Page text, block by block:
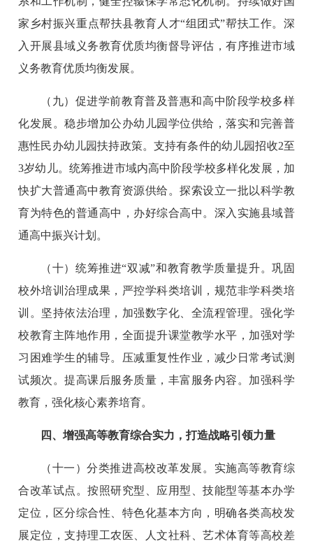
家乡村振兴重点帮扶县教育人才“组团式”帮扶工作。深
入开展县域义务教育优质均衡督导评估，有序推进市域
义务教育优质均衡发展。
（九）促进学前教育普及普惠和高中阶段学校多样
化发展。稳步增加公办幼儿园学位供给，落实和完善普
惠性民办幼儿园扶持政策。支持有条件的幼儿园招收2至
3岁幼儿。统筹推进市域内高中阶段学校多样化发展，加
快扩大普通高中教育资源供给。探索设立一批以科学教
育为特色的普通高中，办好综合高中。深入实施县域普
通高中振兴计划。
（十）统筹推进“双减”和教育教学质量提升。巩固
校外培训治理成果，严控学科类培训，规范非学科类培
训。坚持依法治理，加强数字化、全流程管理。强化学
校教育主阵地作用，全面提升课堂教学水平，加强对学
习困难学生的辅导。压减重复性作业，减少日常考试测
试频次。提高课后服务质量，丰富服务内容。加强科学
教育，强化核心素养培育。
四、增强高等教育综合实力，打造战略引领力量
（十一）分类推进高校改革发展。实施高等教育综
合改革试点。按照研究型、应用型、技能型等基本办学
定位，区分综合性、特色化基本方向，明确各类高校发
展定位，支持理工农医、人文社科、艺术体育等高校差